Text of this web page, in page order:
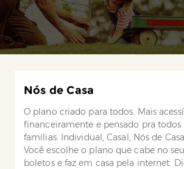
Nós de Casa
O plano criado para todos. Mais
financeiramente e pensado pra todos
famílias: Individual, Casal, Nós de
Você escolhe o plano que cabe no
boletos e faz em casa pela internet.